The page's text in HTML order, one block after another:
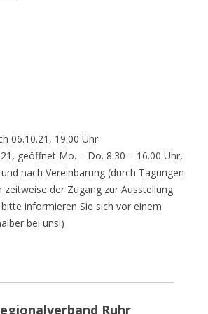
06.10.21, 19.00 Uhr
geöffnet Mo. – Do. 8.30 – 16.00 Uhr,
nach Vereinbarung (durch Tagungen
zeitweise der Zugang zur Ausstellung
informieren Sie sich vor einem
bei uns!)
Ruhr